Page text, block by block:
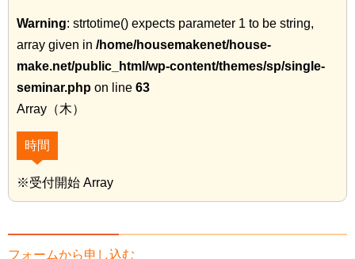
Warning: strtotime() expects parameter 1 to be string,
array given in /home/housemakenet/house-
make.net/public_html/wp-content/themes/sp/single-
seminar.php on line 63
Array（木）
時間
※受付開始 Array
フォームから申し込む